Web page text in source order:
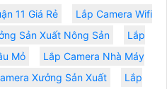
11 Giá Rẻ
Lắp Camera Wifi
Sản Xuất Nông Sản
Lắp
Mỏ
Lắp Camera Nhà Máy
Xưởng Sản Xuất
Lắp